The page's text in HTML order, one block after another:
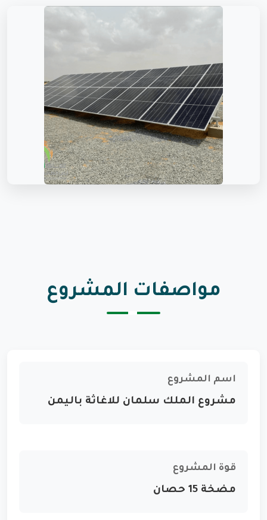
مواصفات المشروع
اسم المشروع
مشروع الملك سلمان للاغاثة باليمن
قوة المشروع
مضخة 15 حصان